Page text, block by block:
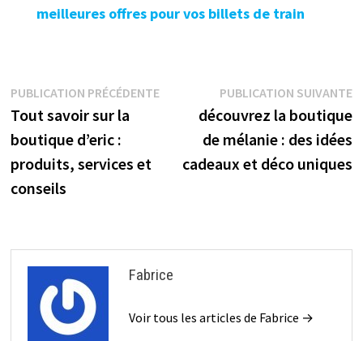
meilleures offres pour vos billets de train
Navigation
de
l’article
PUBLICATION PRÉCÉDENTEPublication
précédente :
Tout savoir sur la
boutique d’eric :
produits, services et
conseils
PUBLICATION SUIVANTE
découvrez la boutique
de mélanie : des idées
cadeaux et déco uniques
Fabrice
Voir tous les articles de Fabrice →